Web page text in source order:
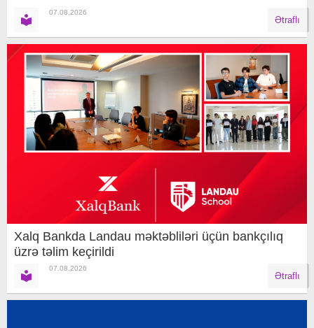
07.08.2026
Ətraflı
Xalq Bankda Landau məktəbliləri üçün bankçılıq
üzrə təlim keçirildi
07.08.2026
Ətraflı